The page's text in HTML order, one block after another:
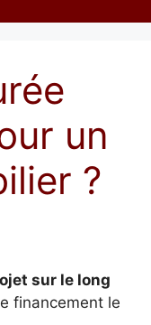
un
?
sur le long
financement le